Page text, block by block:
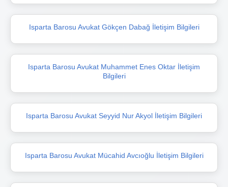
Isparta Barosu Avukat Gökçen Dabağ İletişim Bilgileri
Isparta Barosu Avukat Muhammet Enes Oktar İletişim
Bilgileri
Isparta Barosu Avukat Seyyid Nur Akyol İletişim Bilgileri
Isparta Barosu Avukat Mücahid Avcıoğlu İletişim Bilgileri